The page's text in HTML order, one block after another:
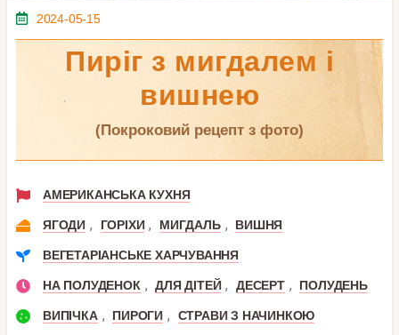
2024-05-15
Пиріг з мигдалем і
вишнею
(покроковий рецепт з фото)
АМЕРИКАНСЬКА КУХНЯ
ЯГОДИ , ГОРІХИ , МИГДАЛЬ , ВИШНЯ
ВЕГЕТАРІАНСЬКЕ ХАРЧУВАННЯ
НА ПОЛУДЕНОК , ДЛЯ ДІТЕЙ , ДЕСЕРТ , ПОЛУДЕНЬ
ВИПІЧКА , ПИРОГИ , СТРАВИ З НАЧИНКОЮ